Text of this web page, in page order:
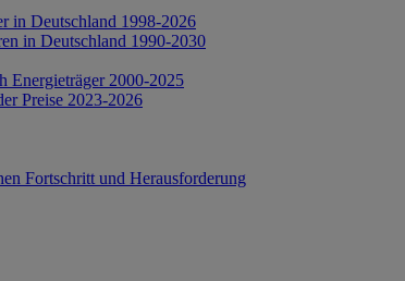
in Deutschland 1998-2026
in Deutschland 1990-2030
Energieträger 2000-2025
Preise 2023-2026
Fortschritt und Herausforderung